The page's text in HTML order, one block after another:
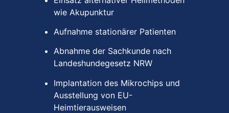
wie Akupunktur
Aufnahme stationärer Patienten
Abnahme der Sachkunde nach
Landeshundegesetz NRW
Implantation des Mikrochips und
Ausstellung von EU-
Heimtierausweisen